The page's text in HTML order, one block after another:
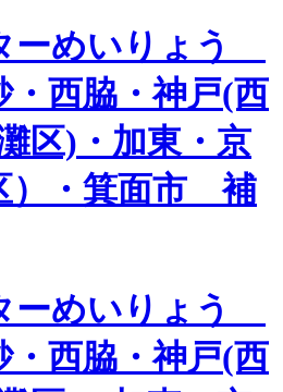
ーめいりょう
・西脇・神戸(西
区)・加東・京
）・箕面市 補
ーめいりょう
・西脇・神戸(西